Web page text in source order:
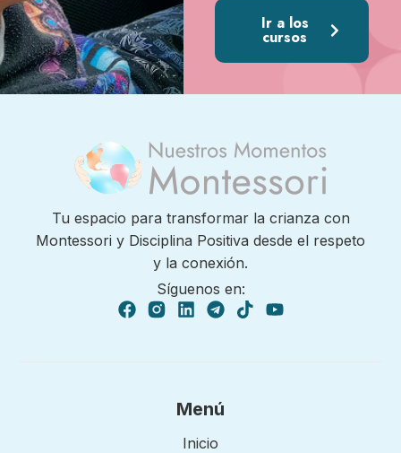
Ir a los
cursos
Tu espacio para transformar la crianza con
Montessori y Disciplina Positiva desde el respeto
y la conexión.
Síguenos en:
Menú
Inicio